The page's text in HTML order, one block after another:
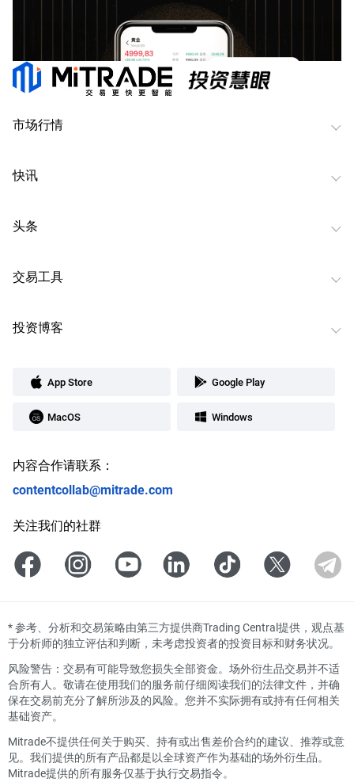
市场行情
快讯
头条
交易工具
投资博客
App Store Google Play
MacOS Windows
内容合作请联系：
contentcollab@mitrade.com
关注我们的社群
*参考、分析和交易策略由第三方提供商Trading Central提供，观点基
于分析师的独立评估和判断，未考虑投资者的投资目标和财务状况。
风险警告：交易有可能导致您损失全部资金。场外衍生品交易并不适
合所有人。敬请在使用我们的服务前仔细阅读我们的法律文件，并确
保在交易前充分了解所涉及的风险。您并不实际拥有或持有任何相关
基础资产。
Mitrade不提供任何关于购买、持有或出售差价合约的建议、推荐或意
见。我们提供的所有产品都是以全球资产作为基础的场外衍生品。
Mitrade提供的所有服务仅基于执行交易指令。